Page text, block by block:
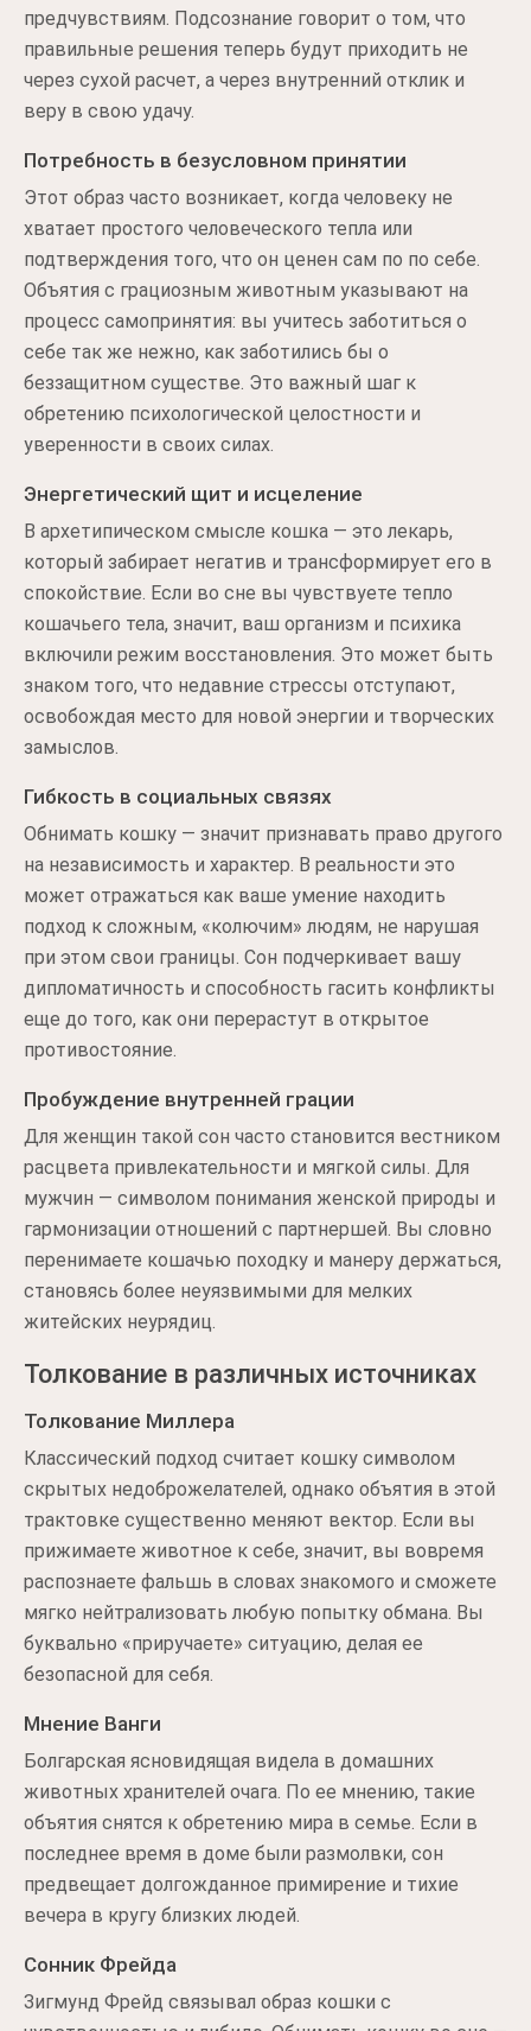
предчувствиям. Подсознание говорит о том, что
правильные решения теперь будут приходить не
через сухой расчет, а через внутренний отклик и
веру в свою удачу.
Потребность в безусловном принятии
Этот образ часто возникает, когда человеку не
хватает простого человеческого тепла или
подтверждения того, что он ценен сам по по себе.
Объятия с грациозным животным указывают на
процесс самопринятия: вы учитесь заботиться о
себе так же нежно, как заботились бы о
беззащитном существе. Это важный шаг к
обретению психологической целостности и
уверенности в своих силах.
Энергетический щит и исцеление
В архетипическом смысле кошка — это лекарь,
который забирает негатив и трансформирует его в
спокойствие. Если во сне вы чувствуете тепло
кошачьего тела, значит, ваш организм и психика
включили режим восстановления. Это может быть
знаком того, что недавние стрессы отступают,
освобождая место для новой энергии и творческих
замыслов.
Гибкость в социальных связях
Обнимать кошку — значит признавать право другого
на независимость и характер. В реальности это
может отражаться как ваше умение находить
подход к сложным, «колючим» людям, не нарушая
при этом свои границы. Сон подчеркивает вашу
дипломатичность и способность гасить конфликты
еще до того, как они перерастут в открытое
противостояние.
Пробуждение внутренней грации
Для женщин такой сон часто становится вестником
расцвета привлекательности и мягкой силы. Для
мужчин — символом понимания женской природы и
гармонизации отношений с партнершей. Вы словно
перенимаете кошачью походку и манеру держаться,
становясь более неуязвимыми для мелких
житейских неурядиц.
Толкование в различных источниках
Толкование Миллера
Классический подход считает кошку символом
скрытых недоброжелателей, однако объятия в этой
трактовке существенно меняют вектор. Если вы
прижимаете животное к себе, значит, вы вовремя
распознаете фальшь в словах знакомого и сможете
мягко нейтрализовать любую попытку обмана. Вы
буквально «приручаете» ситуацию, делая ее
безопасной для себя.
Мнение Ванги
Болгарская ясновидящая видела в домашних
животных хранителей очага. По ее мнению, такие
объятия снятся к обретению мира в семье. Если в
последнее время в доме были размолвки, сон
предвещает долгожданное примирение и тихие
вечера в кругу близких людей.
Сонник Фрейда
Зигмунд Фрейд связывал образ кошки с